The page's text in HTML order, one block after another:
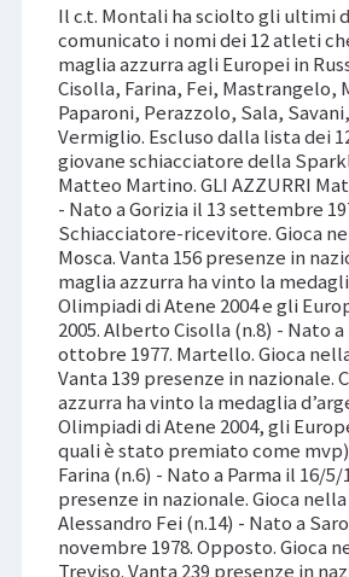
Il c.t. Montali ha sciolto gli ultimi
comunicato i nomi dei 12 atleti
maglia azzurra agli Europei in
Cisolla, Farina, Fei, Mastrangelo,
Paparoni, Perazzolo, Sala,
Vermiglio. Escluso dalla lista dei
giovane schiacciatore della
Matteo Martino. GLI AZZURRI
- Nato a Gorizia il 13 settembre
Schiacciatore-ricevitore. Gioca
Mosca. Vanta 156 presenze in
maglia azzurra ha vinto la
Olimpiadi di Atene 2004 e gli
2005. Alberto Cisolla (n.8) - Nato
ottobre 1977. Martello. Gioca
Vanta 139 presenze in nazionale.
azzurra ha vinto la medaglia
Olimpiadi di Atene 2004, gli
quali è stato premiato come
Farina (n.6) - Nato a Parma il 16/5/
presenze in nazionale. Gioca
Alessandro Fei (n.14) - Nato a
novembre 1978. Opposto. Gioca
Treviso. Vanta 239 presenze in